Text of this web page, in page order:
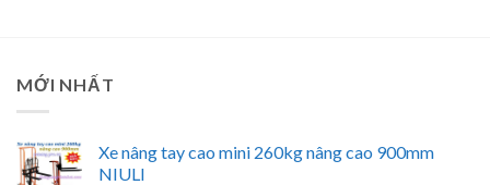
MỚI NHẤT
Xe nâng tay cao mini 260kg nâng cao 900mm
NIULI